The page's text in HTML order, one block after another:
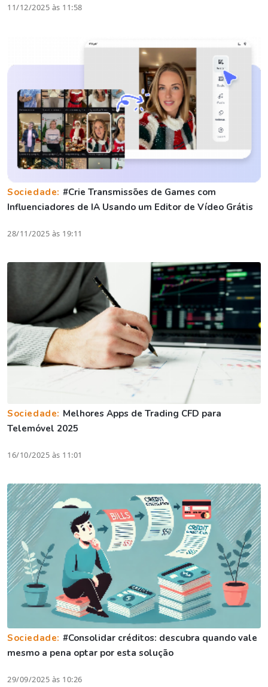
11/12/2025 às 11:58
Sociedade: #Crie Transmissões de Games com
Influenciadores de IA Usando um Editor de Vídeo Grátis
28/11/2025 às 19:11
Sociedade: Melhores Apps de Trading CFD para
Telemóvel 2025
16/10/2025 às 11:01
Sociedade: #Consolidar créditos: descubra quando vale
mesmo a pena optar por esta solução
29/09/2025 às 10:26